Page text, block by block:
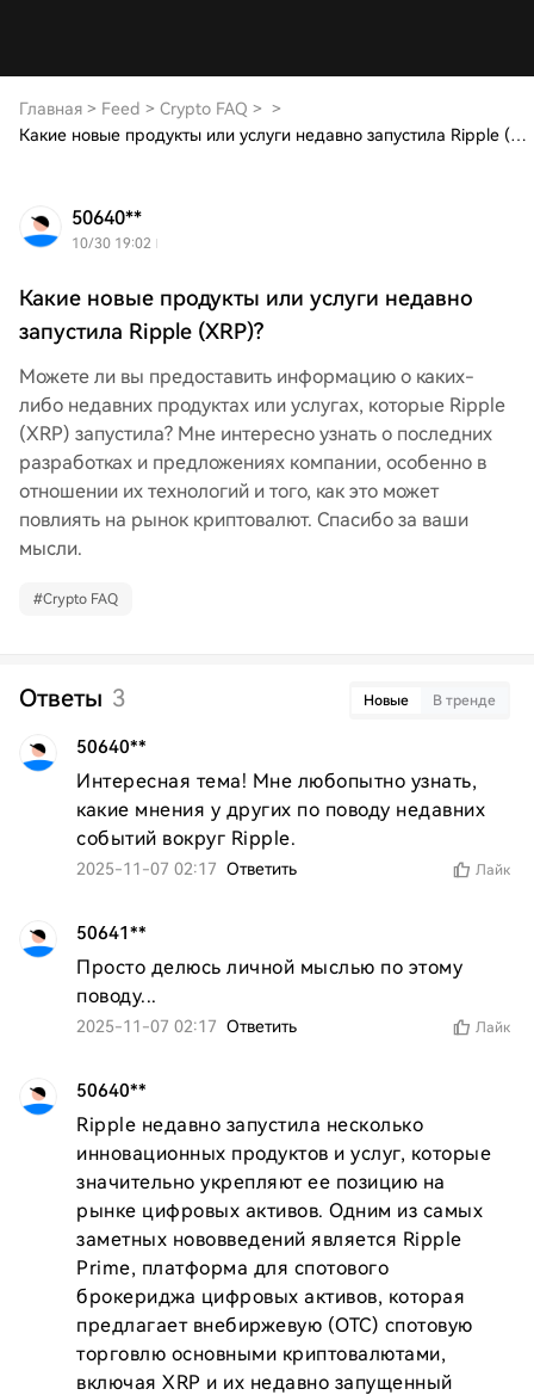
Главная > Feed > Crypto FAQ > >
Какие новые продукты или услуги недавно запустила Ripple (XRP)?
50640**
10/30 19:02
Какие новые продукты или услуги недавно
запустила Ripple (XRP)?
Можете ли вы предоставить информацию о каких-
либо недавних продуктах или услугах, которые Ripple
(XRP) запустила? Мне интересно узнать о последних
разработках и предложениях компании, особенно в
отношении их технологий и того, как это может
повлиять на рынок криптовалют. Спасибо за ваши
мысли.
#Crypto FAQ
Ответы 3 Новые В тренде
50640**
Интересная тема! Мне любопытно узнать,
какие мнения у других по поводу недавних
событий вокруг Ripple.
2025-11-07 02:17 Ответить Лайк
50641**
Просто делюсь личной мыслью по этому
поводу...
2025-11-07 02:17 Ответить Лайк
50640**
Ripple недавно запустила несколько
инновационных продуктов и услуг, которые
значительно укрепляют ее позицию на
рынке цифровых активов. Одним из самых
заметных нововведений является Ripple
Prime, платформа для спотового
брокериджа цифровых активов, которая
предлагает внебиржевую (OTC) спотовую
торговлю основными криптовалютами,
включая XRP и их недавно запущенный